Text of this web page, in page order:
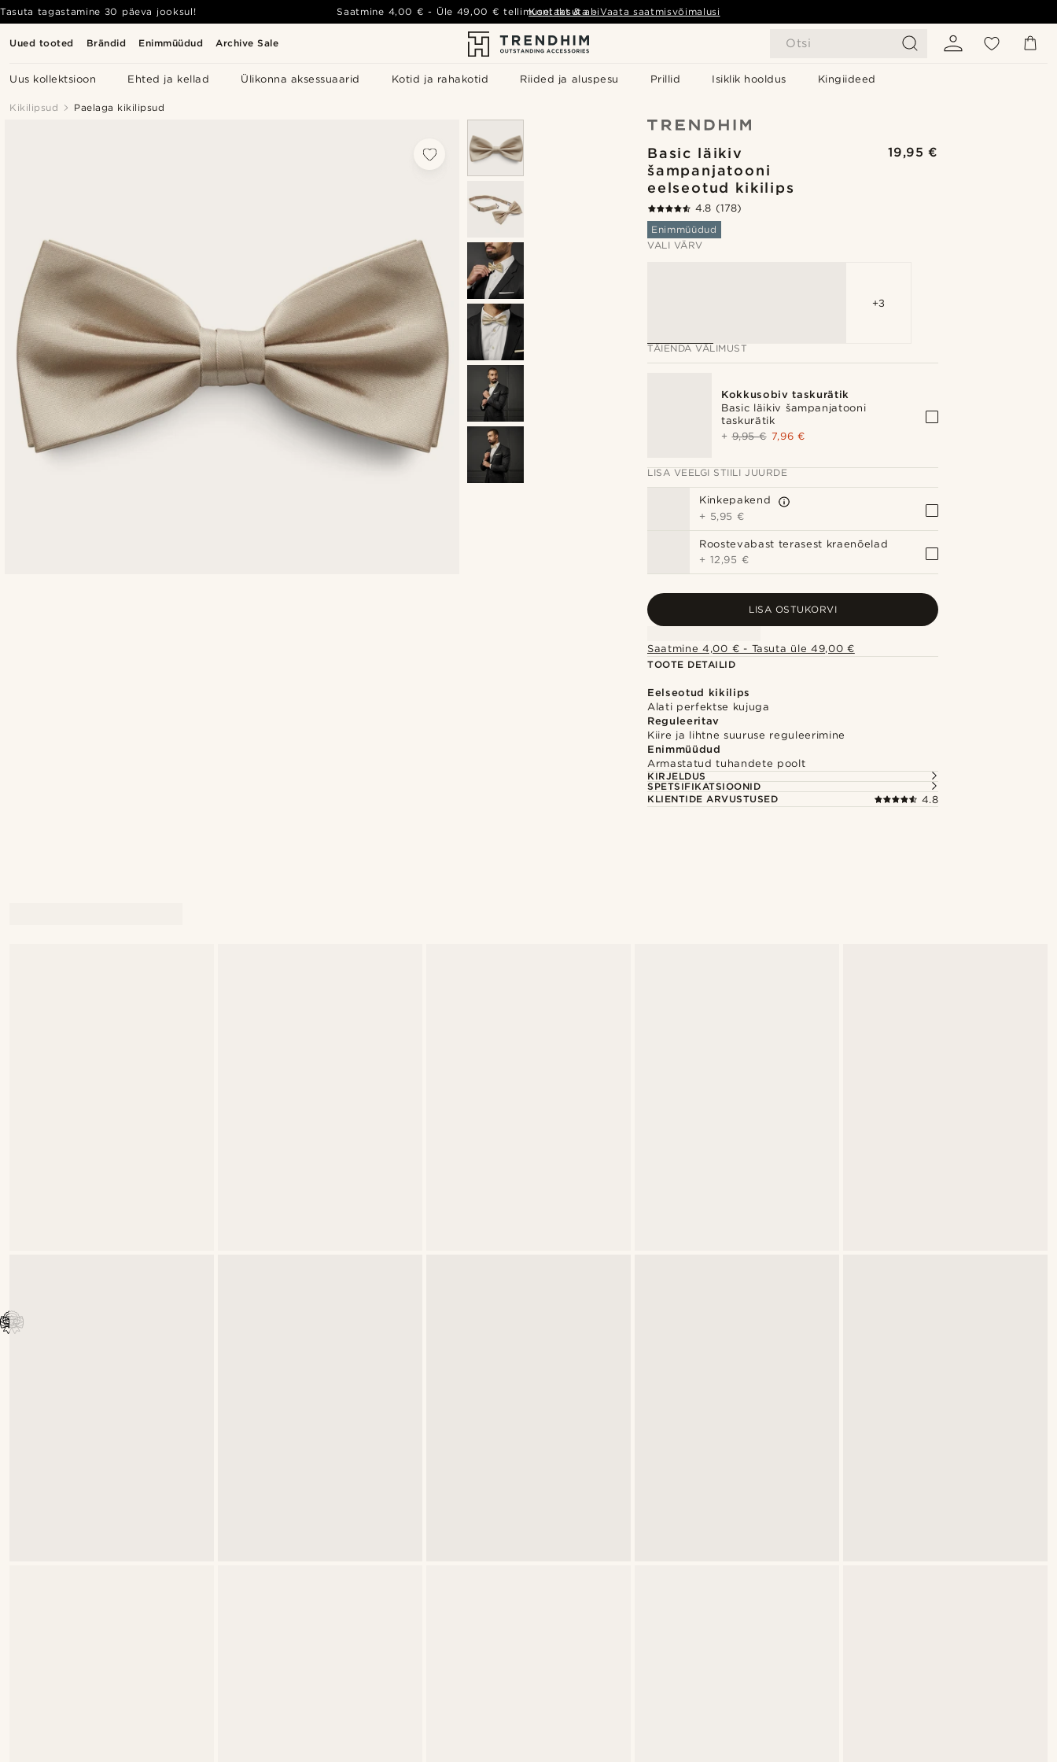
Uued tooted Brändid Enimmüüdud Archive Sale Otsi
Uus kollektsioon Ehted ja kellad Ülikonna aksessuaarid Kotid ja rahakotid Riided ja aluspesu Prillid Isiklik hooldus Kingiideed
Tasuta tagastamine 30 päeva jooksul! Saatmine 4,00 € - Üle 49,00 € tellimusel tasuta- Vaata saatmisvõimalusi
Kontakt & abi
Kikilipsud Paelaga kikilipsud
Basic läikiv
šampanjatooni
eelseotud kikilips
19,95 €
4.8 (178)
Enimmüüdud
VALI VÄRV
+3
TÄIENDA VÄLIMUST
Kokkusobiv taskurätik
Basic läikiv šampanjatooni
taskurätik
+9,95 € 7,96 €
LISA VEELGI STIILI JUURDE
Kinkepakend
+ 5,95 €
Roostevabast terasest kraenõelad
+ 12,95 €
LISA OSTUKORVI
Saatmine 4,00 € - Tasuta üle 49,00 €
TOOTE DETAILID
Eelseotud kikilips
Alati perfektse kujuga
Reguleeritav
Kiire ja lihtne suuruse reguleerimine
Enimmüüdud
Armastatud tuhandete poolt
KIRJELDUS
SPETSIFIKATSIOONID
KLIENTIDE ARVUSTUSED
4.8